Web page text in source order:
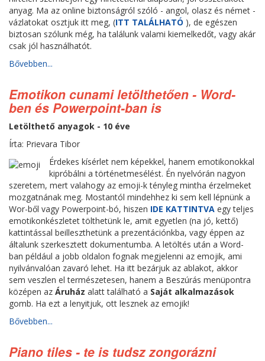
anyag. Ma az online biztonságról szóló - angol, olasz és német -
vázlatokat osztjuk itt meg, (ITT TALÁLHATÓ ), de egészen
biztosan szólunk még, ha találunk valami kiemelkedőt, vagy akár
csak jól használhatót.
Bővebben...
Emotikon cunami letölthetően - Word-
ben és Powerpoint-ban is
Letölthető anyagok - 10 éve
Írta: Prievara Tibor
Érdekes kísérlet nem képekkel, hanem emotikonokkal
kipróbálni a történetmesélést. Én nyelvórán nagyon
szeretem, mert valahogy az emoji-k tényleg mintha érzelmeket
mozgatnának meg. Mostantól mindehhez ki sem kell lépnünk a
Wor-ből vagy Powerpoint-bó, hiszen IDE KATTINTVA egy teljes
emotikonkészletet tölthetünk le, amit egyetlen (na jó, kettő)
kattintással beilleszthetünk a prezentációnkba, vagy éppen az
általunk szerkesztett dokumentumba. A letöltés után a Word-
ban például a jobb oldalon fognak megjelenni az emojik, ami
nyilvánvalóan zavaró lehet. Ha itt bezárjuk az ablakot, akkor
sem veszlen el természetesen, hanem a Beszúrás menüpontra
középen az Áruház alatt található a Saját alkalmazások
gomb. Ha ezt a lenyitjuk, ott lesznek az emojik!
Bővebben...
Piano tiles - te is tudsz zongorázni